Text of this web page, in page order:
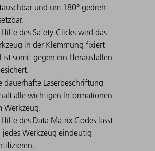
und um 180° gedreht
des Safety-Clicks wird das
in der Klemmung fixiert
ist somit gegen ein Herausfallen
dauerhafte Laserbeschriftung
alle wichtigen Informationen
Werkzeug.
des Data Matrix Codes lässt
jedes Werkzeug eindeutig